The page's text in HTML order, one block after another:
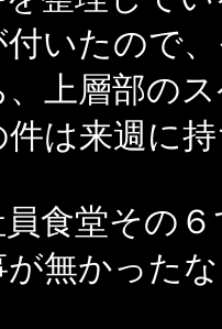
いたので
上層部の
は来週に
食堂その
が無かった